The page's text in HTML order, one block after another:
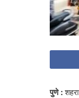
पुणे :